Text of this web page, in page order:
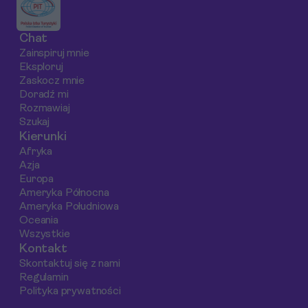
ekscytującego
kitesurfingu po
fascynującą
obserwację odpływów
i wizytę w Jozani
Forest.
Chat
Zainspiruj mnie
Eksploruj
Zaskocz mnie
Doradź mi
Rozmawiaj
Szukaj
Kierunki
Afryka
Azja
Europa
Ameryka Północna
Ameryka Południowa
Oceania
Wszystkie
Kontakt
Skontaktuj się z nami
Regulamin
Polityka prywatności